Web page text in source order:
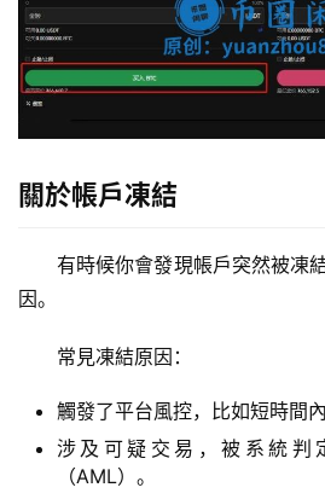
關於帳戶凍結
有時候你會發現帳戶突然被凍
因。
常見凍結原因：
觸發了平台風控，比如短時間內
涉及可疑交易，被系統判
（AML）。